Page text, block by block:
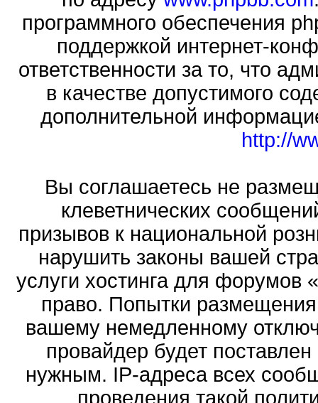
программного обеспечения
поддержкой интернет-
ответственности за то, что
в качестве допустимого
дополнительной
http://
Вы соглашаетесь не
клеветнических
призывов к национальной
нарушить законы вашей
услуги хостинга для
право. Попытки
вашему немедленному
провайдер будет
нужным. IP-адреса всех
проведения такой